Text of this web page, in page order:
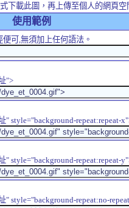
載此圖，再上傳至個人的網頁空
使用範例
可,無須加上任何語法。
">
" style="background-repeat:repeat-
" style="background-repeat:repeat-
style="background-repeat:no-